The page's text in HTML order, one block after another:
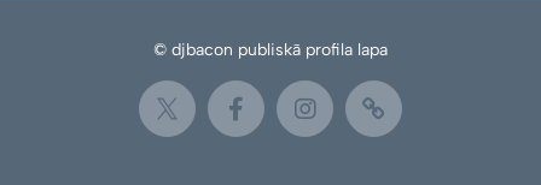
© djbacon publiskā profila lapa